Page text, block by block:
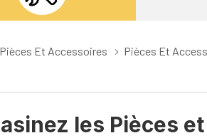
Pièces Et Accessoires Pièces Et
les Pièces